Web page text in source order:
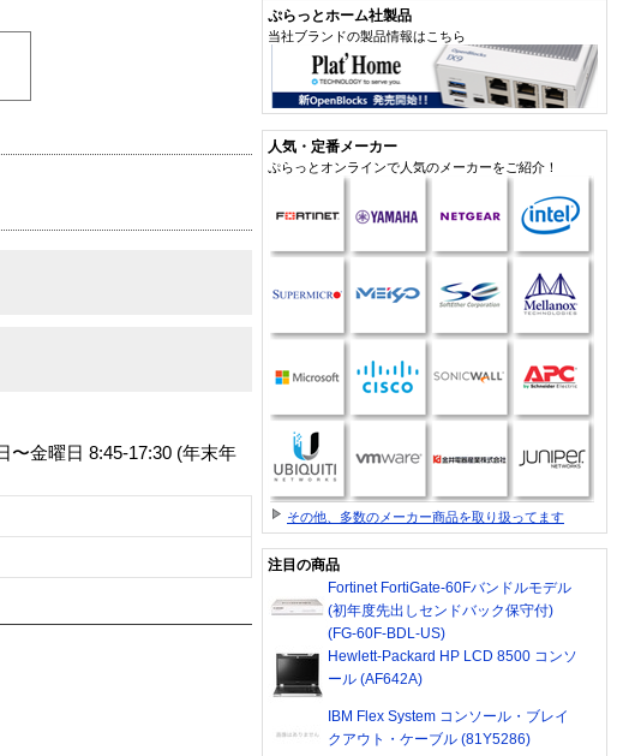
〜金曜日 8:45-17:30 (年末年
ぷらっとホーム社製品
当社ブランドの製品情報はこちら
人気・定番メーカー
ぷらっとオンラインで人気のメーカーをご紹介！
その他、多数のメーカー商品を取り扱ってます
注目の商品
Fortinet FortiGate-60Fバンドルモデル
(初年度先出しセンドバック保守付)
(FG-60F-BDL-US)
Hewlett-Packard HP LCD 8500 コンソ
ール (AF642A)
IBM Flex System コンソール・ブレイ
クアウト・ケーブル (81Y5286)